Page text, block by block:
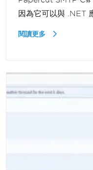
因為它可以與 .NET
閱讀更多